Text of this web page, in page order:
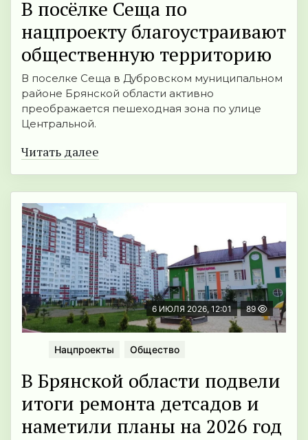
В посёлке Сеща по
нацпроекту благоустраивают
общественную территорию
В поселке Сеща в Дубровском муниципальном
районе Брянской области активно
преображается пешеходная зона по улице
Центральной.
Читать далее
6 ИЮЛЯ 2026, 12:01 89
Нацпроекты Общество
В Брянской области подвели
итоги ремонта детсадов и
наметили планы на 2026 год